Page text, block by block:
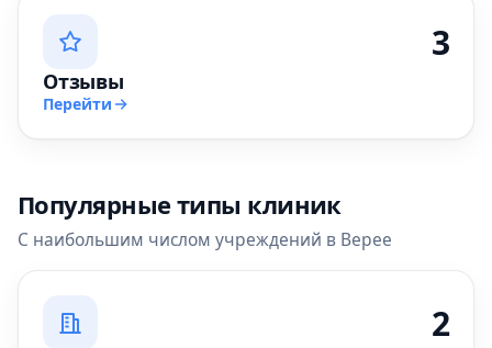
3
Отзывы
Перейти
Популярные типы клиник
С наибольшим числом учреждений в Верее
2